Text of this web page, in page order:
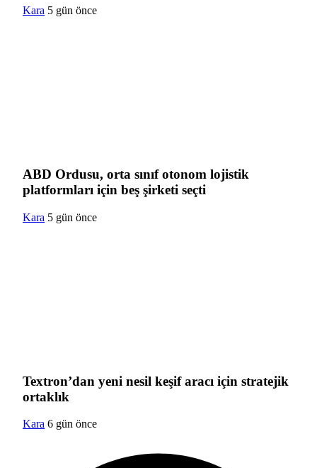
Kara 5 gün önce
ABD Ordusu, orta sınıf otonom lojistik
platformları için beş şirketi seçti
Kara 5 gün önce
Textron’dan yeni nesil keşif aracı için stratejik
ortaklık
Kara 6 gün önce